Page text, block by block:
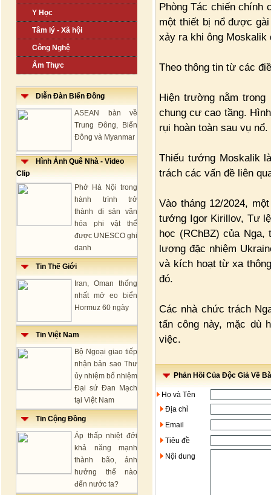
Y Học
Tâm lý - Xã hội
Công Nghệ
Ẩm Thực
Diễn Đàn Biển Đông
ASEAN bàn về
Trung Đông, Biển
Đông và Myanmar
Hình Ảnh Quê Nhà - Video
Clip
Phở Hà Nội trong
hành trình trở
thành di sản văn
hóa phi vật thể
được UNESCO ghi
danh
Tin Thế Giới
Iran, Oman thống
nhất mở eo biển
Hormuz 60 ngày
Tin Việt Nam
Bộ Ngoại giao tiếp
nhận bản sao Thư
ủy nhiệm bổ nhiệm
Đại sứ Đan Mạch
tại Việt Nam
Tin Cộng Đồng
Áp thấp nhiệt đới
khả năng mạnh
thành bão, ảnh
hưởng thế nào
đến nước ta?
Phòng Tác chiến chính
một thiết bị nổ được
xảy ra khi ông Moskalik
Theo thông tin từ các
Hiện trường nằm
chung cư cao tầng.
rụi hoàn toàn sau vụ nổ.
Thiếu tướng Moskalik
trách các vấn đề liên
Vào tháng 12/2024,
tướng Igor Kirillov, Tư
học (RChBZ) của
lượng đặc nhiệm
và kích hoạt từ xa
đó.
Các nhà chức trách
tấn công này, mặc dù
việc.
Phản Hồi Của Độc Giả Về
Họ và Tên
Địa chỉ
Email
Tiêu đề
Nội dung